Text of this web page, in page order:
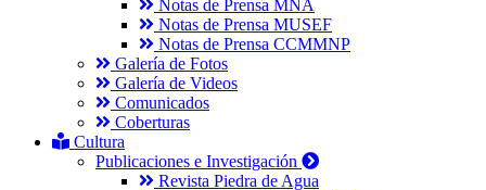
Notas de Prensa MNA
Notas de Prensa MUSEF
Notas de Prensa CCMMNP
Galería de Fotos
Galería de Videos
Comunicados
Coberturas
Cultura
Publicaciones e Investigación
Revista Piedra de Agua